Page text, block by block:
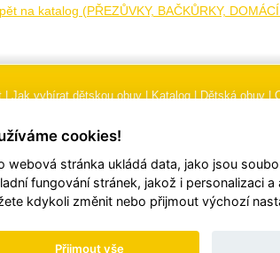
na katalog (PŘEZŮVKY, BAČKŮRKY,
|Jak vybírat dětskou obuv|Katalog|Dětská obuv|
© 2026TORI, s.r.o.| Všechna práva vyhrazena |
cookies!
webová stránka ukládá data, jako jsou
fungování stránek, jakož i personalizaci a
kdykoli změnit nebo přijmout výchozí
Přijmout vše